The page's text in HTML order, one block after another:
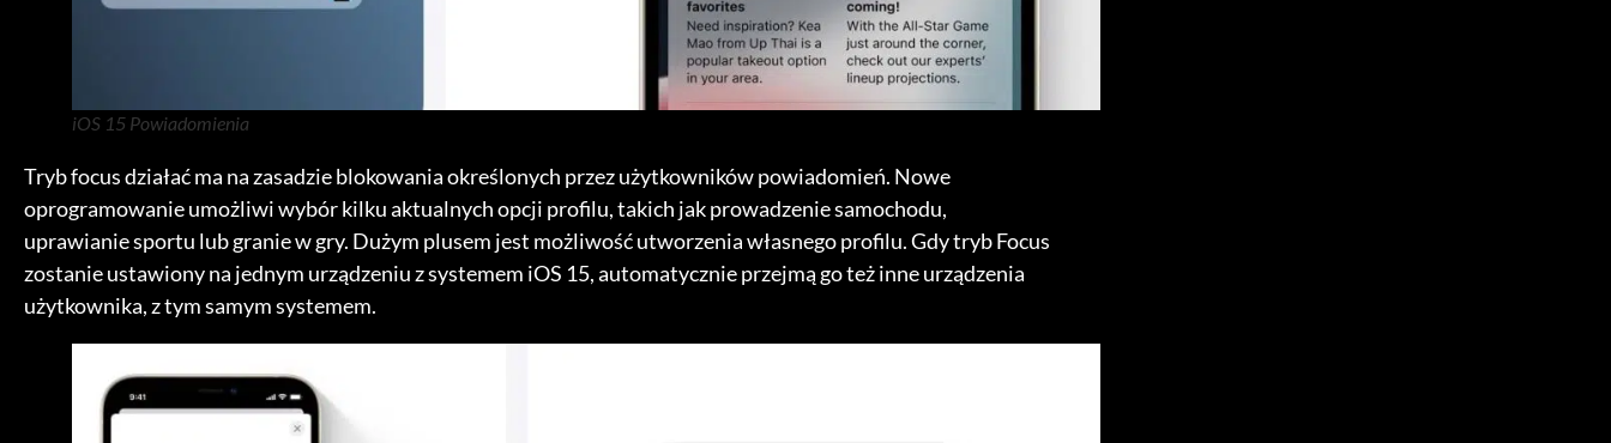
iOS 15 Powiadomienia
Tryb focus działać ma na zasadzie blokowania określonych przez użytkowników powiadomień. Nowe
oprogramowanie umożliwi wybór kilku aktualnych opcji profilu, takich jak prowadzenie samochodu,
uprawianie sportu lub granie w gry. Dużym plusem jest możliwość utworzenia własnego profilu. Gdy tryb Focus
zostanie ustawiony na jednym urządzeniu z systemem iOS 15, automatycznie przejmą go też inne urządzenia
użytkownika, z tym samym systemem.